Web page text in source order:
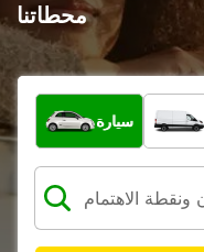
محطاتنا
ما نوع المركبة؟
سيارة